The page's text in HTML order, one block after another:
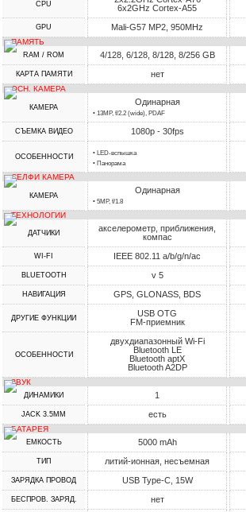
CPU
6x2GHz Cortex-A55
GPU Mali-G57 MP2, 950MHz
ПАМЯТЬ
RAM / ROM 4/128, 6/128, 8/128, 8/256 GB
КАРТА ПАМЯТИ нет
ОСН. КАМЕРА
КАМЕРА
Одинарная
• 13MP, f/2.2 (wide), PDAF
СЪЕМКА ВИДЕО 1080p - 30fps
ОСОБЕННОСТИ
• LED-вспышка
• Панорама
СЕЛФИ КАМЕРА
КАМЕРА
Одинарная
• 5MP, f/1.8
ТЕХНОЛОГИИ
ДАТЧИКИ
акселерометр, приближения,
компас
WI-FI IEEE 802.11 a/b/g/n/ac
BLUETOOTH v 5
НАВИГАЦИЯ GPS, GLONASS, BDS
ДРУГИЕ ФУНКЦИИ
USB OTG
FM-приемник
ОСОБЕННОСТИ
двухдиапазонный Wi-Fi
Bluetooth LE
Bluetooth aptX
Bluetooth A2DP
ЗВУК
ДИНАМИКИ 1
JACK 3.5MM есть
БАТАРЕЯ
ЕМКОСТЬ 5000 mAh
ТИП литий-ионная, несъемная
ЗАРЯДКА ПРОВОД USB Type-C, 15W
БЕСПРОВ. ЗАРЯД. нет